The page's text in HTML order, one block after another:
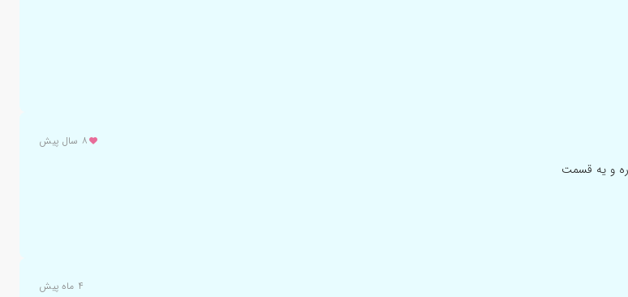
۸ سال پیش
داره و یه قسمت
۴ ماه پیش